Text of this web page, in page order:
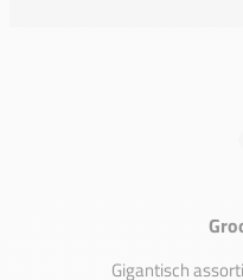
Gigantisch